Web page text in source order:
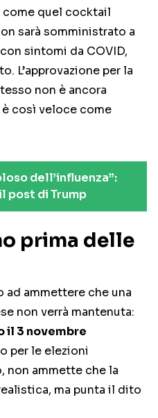
quel cocktail
sarà somministrato a
sintomi da COVID,
L’approvazione per la
non è ancora
così veloce come
dell’influenza”:
post di Trump
prima delle
ammettere che una
non verrà mantenuta:
il 3 novembre
per le elezioni
non ammette che la
ma punta il dito